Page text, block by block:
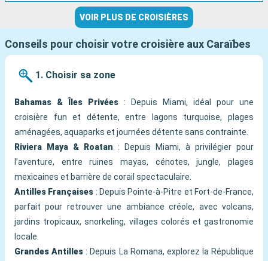
VOIR PLUS DE CROISIÈRES
Conseils pour choisir votre croisière aux Caraïbes
1. Choisir sa zone
Bahamas & Îles Privées : Depuis Miami, idéal pour une
croisière fun et détente, entre lagons turquoise, plages
aménagées, aquaparks et journées détente sans contrainte.
Riviera Maya & Roatan : Depuis Miami, à privilégier pour
l’aventure, entre ruines mayas, cénotes, jungle, plages
mexicaines et barrière de corail spectaculaire.
Antilles Françaises : Depuis Pointe-à-Pitre et Fort-de-France,
parfait pour retrouver une ambiance créole, avec volcans,
jardins tropicaux, snorkeling, villages colorés et gastronomie
locale.
Grandes Antilles : Depuis La Romana, explorez la République